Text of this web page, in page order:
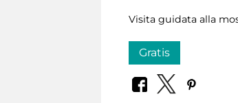
Visita guidata alla
Gratis